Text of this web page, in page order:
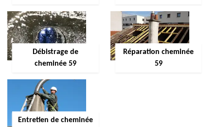
Débistrage de
cheminée 59
Réparation cheminée
59
Entretien de cheminée